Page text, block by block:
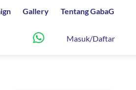
Gallery Tentang GabaG
Masuk/Daftar